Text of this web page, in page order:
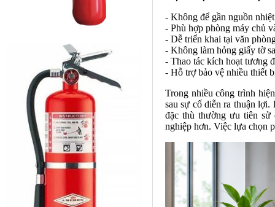
- Không để gần nguồn
- Phù hợp phòng máy chủ
- Dễ triển khai tại văn
- Không làm hỏng giấy tờ
- Thao tác kích hoạt tương
- Hỗ trợ bảo vệ nhiều thiết
Trong nhiều công trình
sau sự cố diễn ra thuận
đặc thù thường ưu tiên sử
nghiệp hơn. Việc lựa chọn